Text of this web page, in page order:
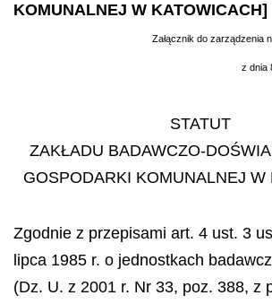
KOMUNALNEJ W KATOWICACH]
Załącznik do zarządzenia
z dnia
STATUT
ZAKŁADU BADAWCZO-
GOSPODARKI KOMUNALNEJ W
Zgodnie z przepisami art. 4 ust. 3
lipca 1985 r. o jednostkach
(Dz. U. z 2001 r. Nr 33, poz. 388, z